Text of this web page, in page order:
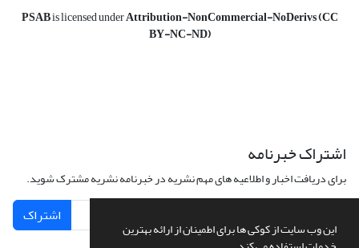
این وب سایت از کوکی ها برای اطمینان از ارائه بهترین
PSABis licensed underAttribution-NonCommercial-NoDerivs (CC
BY-NC-ND)
اشتراک خبرنامه
برای دریافت اخبار و اطلاعیه های مهم نشریه در خبرنامه نشریه مشترک شوید.
اشتراک